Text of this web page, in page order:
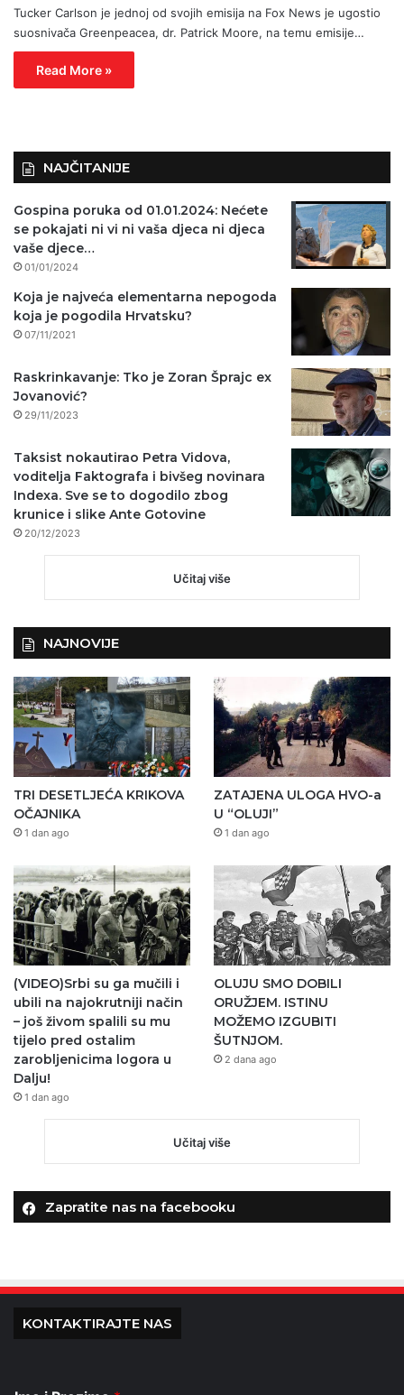
Tucker Carlson je jednoj od svojih emisija na Fox News je ugostio
suosnivača Greenpeacea, dr. Patrick Moore, na temu emisije…
Read More »
NAJČITANIJE
Gospina poruka od 01.01.2024: Nećete
se pokajati ni vi ni vaša djeca ni djeca
vaše djece…
01/01/2024
Koja je najveća elementarna nepogoda
koja je pogodila Hrvatsku?
07/11/2021
Raskrinkavanje: Tko je Zoran Šprajc ex
Jovanović?
29/11/2023
Taksist nokautirao Petra Vidova,
voditelja Faktografa i bivšeg novinara
Indexa. Sve se to dogodilo zbog
krunice i slike Ante Gotovine
20/12/2023
Učitaj više
NAJNOVIJE
TRI DESETLJEĆA KRIKOVA
OČAJNIKA
1 dan ago
ZATAJENA ULOGA HVO-a
U “OLUJI”
1 dan ago
(VIDEO)Srbi su ga mučili i
ubili na najokrutniji način
– još živom spalili su mu
tijelo pred ostalim
zarobljenicima logora u
Dalju!
1 dan ago
OLUJU SMO DOBILI
ORUŽJEM. ISTINU
MOŽEMO IZGUBITI
ŠUTNJOM.
2 dana ago
Učitaj više
Zapratite nas na facebooku
KONTAKTIRAJTE NAS